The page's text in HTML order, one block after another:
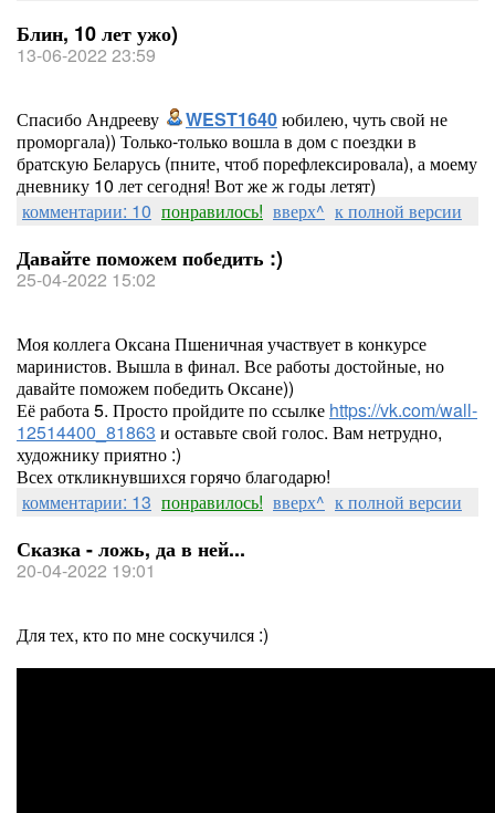
Блин, 10 лет ужо)
13-06-2022 23:59
Спасибо Андрееву WEST1640юбилею, чуть свой не
проморгала)) Только-только вошла в дом с поездки в
братскую Беларусь (пните, чтоб порефлексировала), а моему
дневнику 10 лет сегодня! Вот же ж годы летят)
комментарии: 10 понравилось! вверх^ к полной версии
Давайте поможем победить :)
25-04-2022 15:02
Моя коллега Оксана Пшеничная участвует в конкурсе
маринистов. Вышла в финал. Все работы достойные, но
давайте поможем победить Оксане))
Её работа 5. Просто пройдите по ссылке https://vk.com/wall-
12514400_81863 и оставьте свой голос. Вам нетрудно,
художнику приятно :)
Всех откликнувшихся горячо благодарю!
комментарии: 13 понравилось! вверх^ к полной версии
Сказка - ложь, да в ней...
20-04-2022 19:01
Для тех, кто по мне соскучился :)